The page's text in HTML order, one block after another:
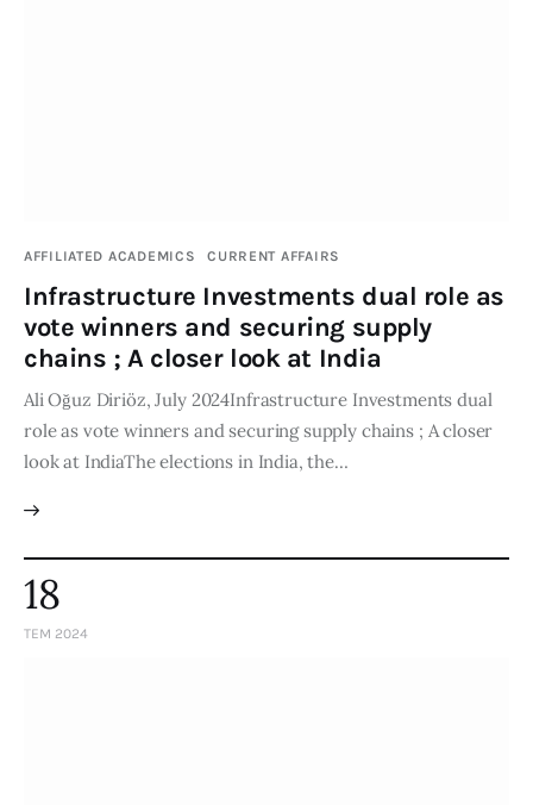
AFFILIATED ACADEMICS CURRENT AFFAIRS
Infrastructure Investments dual role as
vote winners and securing supply
chains ; A closer look at India
Ali Oğuz Diriöz, July 2024Infrastructure Investments dual
role as vote winners and securing supply chains ; A closer
look at IndiaThe elections in India, the…
18
TEM 2024